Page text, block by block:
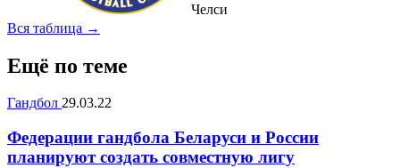
Челси
Вся таблица →
Ещё по теме
Гандбол 29.03.22
Федерации гандбола Беларуси и России
планируют создать совместную лигу